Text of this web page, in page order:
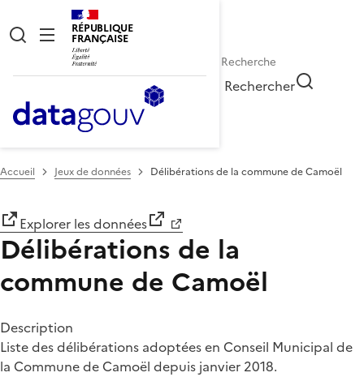
RÉPUBLIQUE
FRANÇAISE
Rechercher
Accueil Jeux de données Délibérations de la commune de Camoël
Explorer les données
Délibérations de la
commune de Camoël
Description
Liste des délibérations adoptées en Conseil Municipal de
la Commune de Camoël depuis janvier 2018.